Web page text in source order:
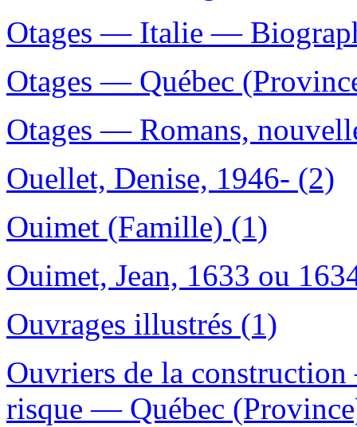
Otages — Italie —
Otages — Québec
Otages — Romans,
Ouellet, Denise, 1946- (2)
Ouimet (Famille) (1)
Ouimet, Jean, 1633 ou
Ouvrages illustrés (1)
Ouvriers de la
risque — Québec